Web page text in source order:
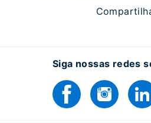
Siga nossas redes